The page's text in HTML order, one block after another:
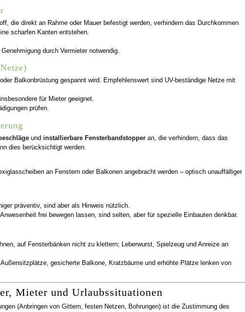
die direkt an Rahme oder Mauer befestigt werden, verhindern das Durchkommen
scharfen Kanten entstehen.
durch Vermieter notwendig.
Balkonbrüstung gespannt wird. Empfehlenswert sind UV-beständige Netze mit
für Mieter geeignet.
prüfen.
und installierbare Fensterbandstopper an, die verhindern, dass das
dies berücksichtigt werden.
an Fenstern oder Balkonen angebracht werden – optisch unauffälliger
präventiv, sind aber als Hinweis nützlich.
Anwesenheit frei bewegen lassen, sind selten, aber für spezielle Einbauten denkbar.
auf Fensterbänken nicht zu klettern; Leberwurst, Spielzeug und Anreize an
Außensitzplätze, gesicherte Balkone, Kratzbäume und erhöhte Plätze lenken von
Mieter und Urlaubssituationen
(Anbringen von Gittern, festen Netzen, Bohrungen) ist die Zustimmung des